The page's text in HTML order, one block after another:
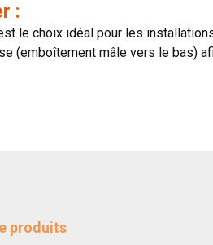
:
le choix idéal pour les
(emboîtement mâle vers le bas)
produits